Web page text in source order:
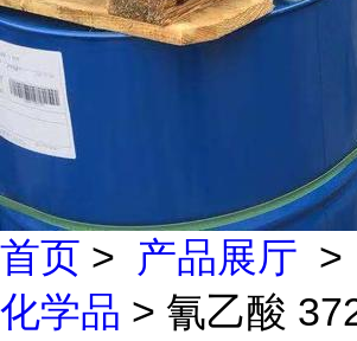
首页 > 产品展厅 >
化学品 > 氰乙酸